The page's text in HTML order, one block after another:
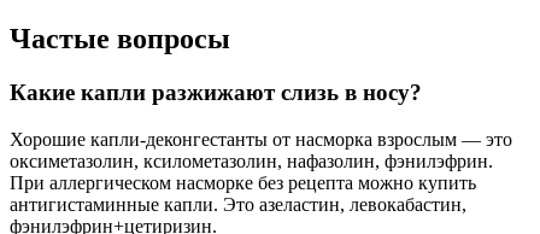
Частые вопросы
Какие капли разжижают слизь в носу?
Хорошие капли-деконгестанты от насморка взрослым — это
оксиметазолин, ксилометазолин, нафазолин, фэнилэфрин.
При аллергическом насморке без рецепта можно купить
антигистаминные капли. Это азеластин, левокабастин,
фэнилэфрин+цетиризин.